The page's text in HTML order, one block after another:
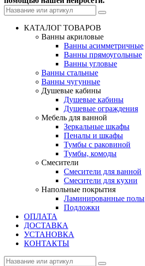
КАТАЛОГ ТОВАРОВ
Ванны акриловые
Ванны асимметричные
Ванны прямоугольные
Ванны угловые
Ванны стальные
Ванны чугунные
Душевые кабины
Душевые кабины
Душевые ограждения
Мебель для ванной
Зеркальные шкафы
Пеналы и шкафы
Тумбы с раковиной
Тумбы, комоды
Смесители
Смесители для ванной
Смесители для кухни
Напольные покрытия
Ламинированные полы
Подложки
ОПЛАТА
ДОСТАВКА
УСТАНОВКА
КОНТАКТЫ